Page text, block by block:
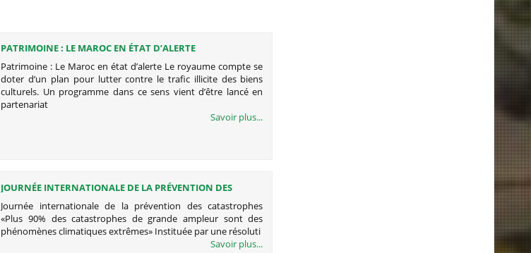
PATRIMOINE : LE MAROC EN ÉTAT D’ALERTE
Patrimoine : Le Maroc en état d’alerte Le royaume compte se
doter d’un plan pour lutter contre le trafic illicite des biens
culturels. Un programme dans ce sens vient d’être lancé en
partenariat
Savoir plus...
JOURNÉE INTERNATIONALE DE LA PRÉVENTION DES
CATASTROPHES
Journée internationale de la prévention des catastrophes
«Plus 90% des catastrophes de grande ampleur sont des
phénomènes climatiques extrêmes» Instituée par une résoluti
Savoir plus...